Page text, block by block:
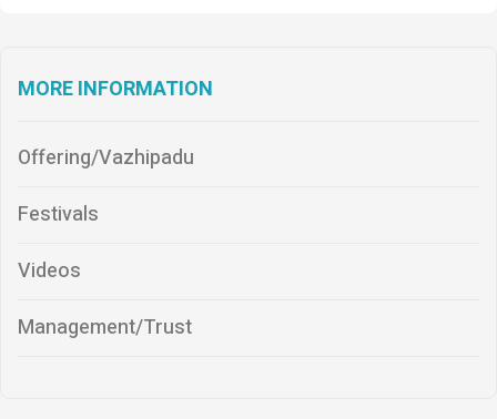
MORE INFORMATION
Offering/Vazhipadu
Festivals
Videos
Management/Trust